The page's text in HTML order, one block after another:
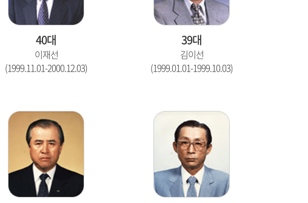
40대
이재선
(1999.11.01-2000.12.03)
39대
김이선
(1999.01.01-1999.10.03)